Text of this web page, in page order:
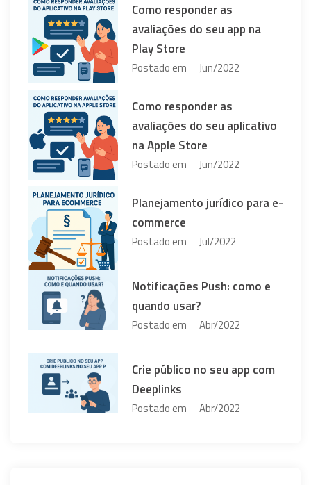
Como responder as
avaliações do seu app na
Play Store
Postado em Jun/2022
Como responder as
avaliações do seu aplicativo
na Apple Store
Postado em Jun/2022
Planejamento jurídico para e-
commerce
Postado em Jul/2022
Notificações Push: como e
quando usar?
Postado em Abr/2022
Crie público no seu app com
Deeplinks
Postado em Abr/2022